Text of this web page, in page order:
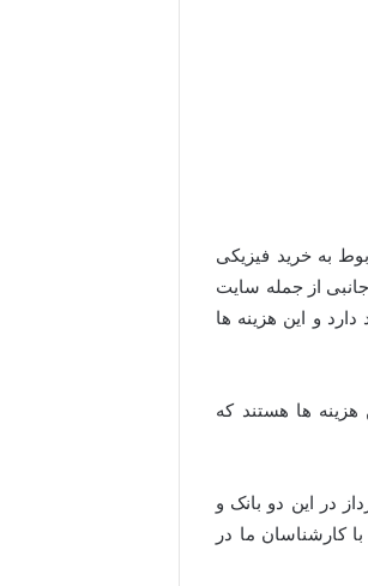
به خرید فیزیکی
از جمله سایت
و این هزینه ها
ها هستند که
در این دو بانک و
آپ همین شماره با کارشناسان ما در